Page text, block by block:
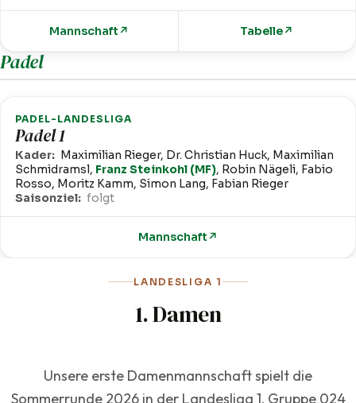
Mannschaft ↗ Tabelle↗
Padel
PADEL-LANDESLIGA
Padel 1
Kader: Maximilian Rieger, Dr. Christian Huck, Maximilian
Schmidramsl, Franz Steinkohl (MF), Robin Nägeli, Fabio
Rosso, Moritz Kamm, Simon Lang, Fabian Rieger
Saisonziel: folgt
Mannschaft ↗
LANDESLIGA 1
1. Damen
Unsere erste Damenmannschaft spielt die
Sommerrunde 2026 in der Landesliga 1, Gruppe 024